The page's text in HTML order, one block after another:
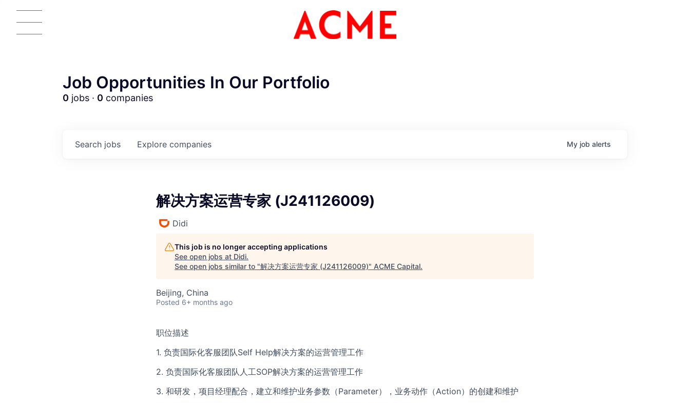
ACME Homepage
Job Opportunities In Our Portfolio
0 jobs · 0 companies
Search jobs Explore companies My job alerts
解决方案运营专家 (J241126009)
Didi
This job is no longer accepting applications
See open jobs at Didi.
See open jobs similar to "解决方案运营专家 (J241126009)" ACME Capital.
Beijing, China
Posted 6+ months ago
职位描述
1. 负责国际化客服团队Self Help解决方案的运营管理工作
2. 负责国际化客服团队人工SOP解决方案的运营管理工作
3. 和研发，项目经理配合，建立和维护业务参数（Parameter），业务动作（Action）的创建和维护